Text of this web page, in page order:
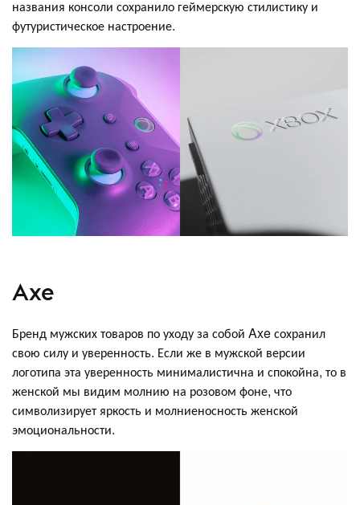
названия консоли сохранило геймерскую стилистику и
футуристическое настроение.
Axe
Бренд мужских товаров по уходу за собой Axe сохранил
свою силу и уверенность. Если же в мужской версии
логотипа эта уверенность минималистична и спокойна, то в
женской мы видим молнию на розовом фоне, что
символизирует яркость и молниеносность женской
эмоциональности.